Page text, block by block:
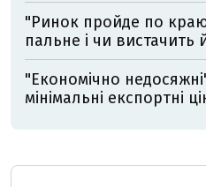
"Ринок пройде по
пальне і чи вистачить
"Економічно
мінімальні експортні